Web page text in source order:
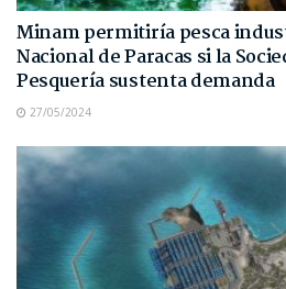
Minam permitiría pesca
Nacional de Paracas si la
Pesquería sustenta demanda
27/05/2024